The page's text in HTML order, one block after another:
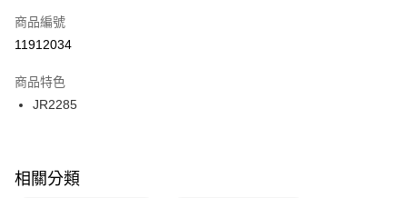
【「AFTEE先享後付」結帳流程】
１．於結帳方式選擇「AFTEE先享後付」後，將跳轉至「AFTEE先享後付」
２．訂單成立數日內，您將收到繳費通知簡訊。
３．收到繳費通知簡訊後14天內，點擊此簡訊中的連結，可透過四大超商／
ATM／網路銀行／等多元方式進行付款，方視為交易完成。
※ 交易是否成功請以「AFTEE先享後付 」之結帳頁面顯示為準，若有關於
是否繳費成功／繳費後需取消欲退款等相關疑問，請聯繫「AFTEE先享後付
宅配
每筆NT$100，滿NT$1,500(含以上)免運費
付款後門市自取
每筆NT$100，滿NT$1,500(含以上)免運費
商品編號
11912034
商品特色
JR2285
相關分類